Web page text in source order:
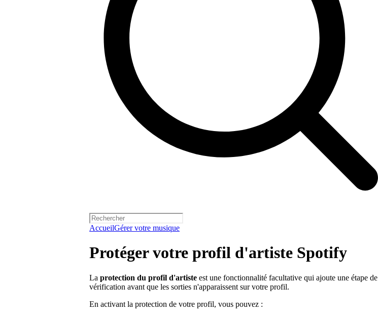
AccueilGérer votre musique
Protéger votre profil d'artiste Spotify
La protection du profil d'artiste est une fonctionnalité facultative qui ajoute une étape de
vérification avant que les sorties n'apparaissent sur votre profil.
En activant la protection de votre profil, vous pouvez :